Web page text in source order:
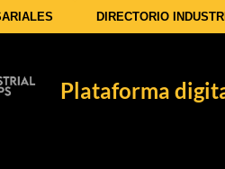
DIRECTORIO
Plataforma